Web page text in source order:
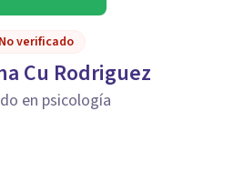
No verificado
Cu Rodriguez
en psicología